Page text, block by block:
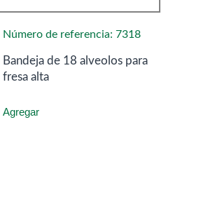
Número de referencia: 7318
Bandeja de 18 alveolos para
fresa alta
Agregar